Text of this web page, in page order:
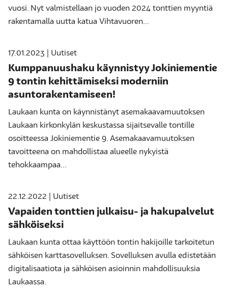
vuosi. Nyt valmistellaan jo vuoden 2024 tonttien myyntiä
rakentamalla uutta katua Vihtavuoren...
17.01.2023 | Uutiset
Kumppanuushaku käynnistyy Jokiniementie
9 tontin kehittämiseksi moderniin
asuntorakentamiseen!
Laukaan kunta on käynnistänyt asemakaavamuutoksen
Laukaan kirkonkylän keskustassa sijaitsevalle tontille
osoitteessa Jokiniementie 9. Asemakaavamuutoksen
tavoitteena on mahdollistaa alueelle nykyistä
tehokkaampaa...
22.12.2022 | Uutiset
Vapaiden tonttien julkaisu- ja hakupalvelut
sähköiseksi
Laukaan kunta ottaa käyttöön tontin hakijoille tarkoitetun
sähköisen karttasovelluksen. Sovelluksen avulla edistetään
digitalisaatiota ja sähköisen asioinnin mahdollisuuksia
Laukaassa.